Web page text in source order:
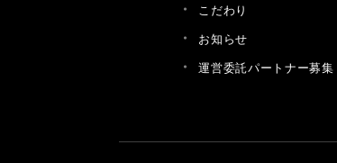
こだわり
お知らせ
運営委託パートナー募集